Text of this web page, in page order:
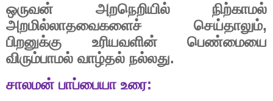
ஒருவன்
அறநெறியில்
நிற்காமல்
அறமில்லாதவைகளைச்
செய்தாலும்,
பிறனுக்கு
உரியவளின்
பெண்மையை
விரும்பாமல் வாழ்தல் நல்லது.
சாலமன் பாப்பையா உரை: